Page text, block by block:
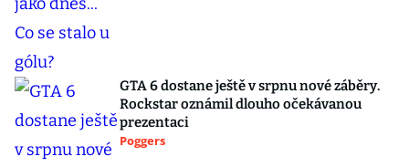
GTA 6 dostane ještě v srpnu nové záběry.
Rockstar oznámil dlouho očekávanou
prezentaci
Poggers